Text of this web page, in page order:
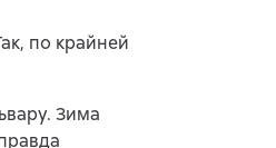
по крайней
Зима